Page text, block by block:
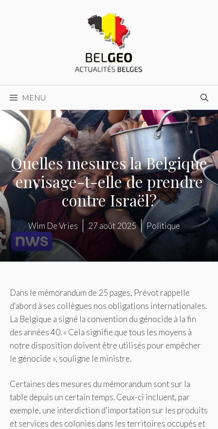
MENU
Quelles mesures la Belgique
envisage-t-elle de prendre
contre Israël?
Wim De Vries 27 août 2025 Politique
Dans le mémorandum de 25 pages, Prévot rappelle
d'abord à ses collègues nos obligations internationales.
La Belgique a signé la convention du génocide à la fin
des années 40. « Cela signifie que tous les moyens à
notre disposition doivent être utilisés pour empêcher
le génocide », souligne le ministre.
Certaines des mesures du mémorandum sont sur la
table depuis un certain temps. Ceux-ci incluent, par
exemple, une interdiction d'importation sur les produits
et services des colonies dans les territoires occupés et